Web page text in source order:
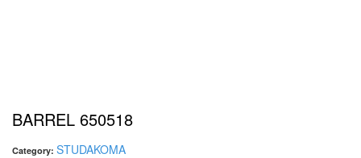
BARREL 650518
Category: STUDAKOMA